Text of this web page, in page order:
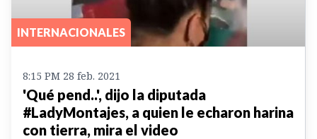
INTERNACIONALES
8:15 PM 28 feb. 2021
'Qué pend..', dijo la diputada
#LadyMontajes, a quien le echaron harina
con tierra, mira el video